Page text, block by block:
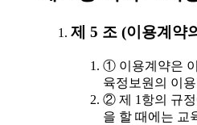
제 5 조 (이용계약
① 이용계약은
육정보원의 이
② 제 1항의 규정
을 할 때에는 교